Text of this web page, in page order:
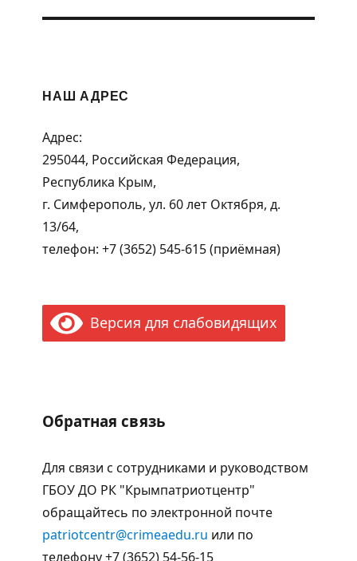
НАШ АДРЕС
Адрес:
295044, Российская Федерация,
Республика Крым,
г. Симферополь, ул. 60 лет Октября, д.
13/64,
телефон: +7 (3652) 545-615 (приёмная)
Версия для слабовидящих
Обратная связь
Для связи с сотрудниками и руководством
ГБОУ ДО РК "Крымпатриотцентр"
обращайтесь по электронной почте
patriotcentr@crimeaedu.ru или по
телефону +7 (3652) 54-56-15